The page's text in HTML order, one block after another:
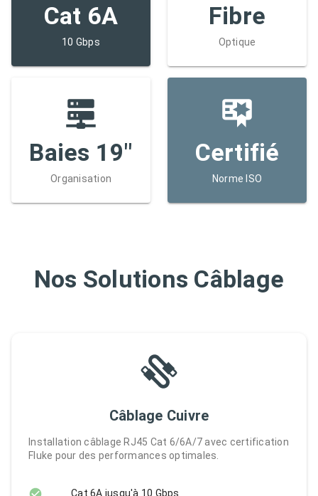
Cat 6A
10 Gbps
Baies 19"
Organisation
Fibre
Optique
Certifié
Norme ISO
Nos Solutions Câblage
Câblage Cuivre
Installation câblage RJ45 Cat 6/6A/7 avec certification
Fluke pour des performances optimales.
Cat 6A jusqu'à 10 Gbps